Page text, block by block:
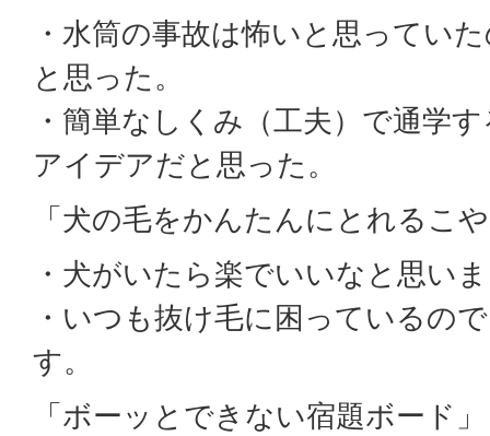
・水筒の事故は怖いと思ってい
と思った。
・簡単なしくみ（工夫）で通学
アイデアだと思った。
「犬の毛をかんたんにとれるこ
・犬がいたら楽でいいなと思い
・いつも抜け毛に困っているの
す。
「ボーッとできない宿題ボード」